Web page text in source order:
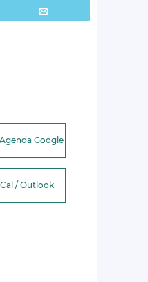
Google
/ Outlook